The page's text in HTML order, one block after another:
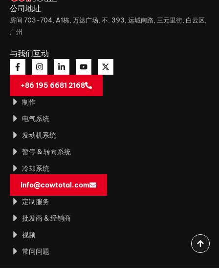
公司地址
房间 703-704, A1栋, 万达广场, 不. 393, 运城南路, 三元里街, 白云区,
广州
与我们互动
+86 195 6681 2168
制作
电气系统
发动机系统
暂停 & 转向系统
冷却系统
info@cowtotal.com
定制服务
批发商 & 经销商
视频
常问问题